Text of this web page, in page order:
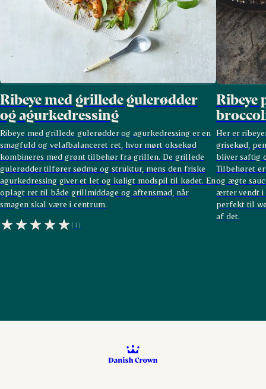
Ribeye med grillede gulerødder
og agurkedressing
Ribeye med grillede gulerødder og agurkedressing er en
smagfuld og velafbalanceret ret, hvor mørt oksekød
kombineres med grønt tilbehør fra grillen. De grillede
gulerødder tilfører sødme og struktur, mens den friske
agurkedressing giver et let og køligt modspil til kødet. En
oplagt ret til både grillmiddage og aftensmad, når
smagen skal være i centrum.
(1)
Ribeye
Her er
grisekød,
bliver saftig
Tilbehøret
og ægte
ærter vendt i
perfekt til
af det.